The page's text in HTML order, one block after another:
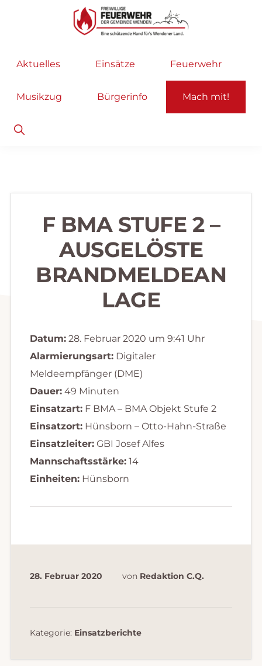
Hauptnavigation
Feuerwehr
helfen
selbstverständlich!
Aktuelles Einsätze Feuerwehr
Musikzug Bürgerinfo Mach mit!
Show
Search
F BMA STUFE 2 –
AUSGELÖSTE
BRANDMELDEAN
LAGE
Datum:28. Februar 2020 um 9:41 Uhr
Alarmierungsart:Digitaler
Meldeempfänger (DME)
Dauer:49 Minuten
Einsatzart:F BMA – BMA Objekt Stufe 2
Einsatzort:Hünsborn – Otto-Hahn-Straße
Einsatzleiter:GBI Josef Alfes
Mannschaftsstärke:14
Einheiten:Hünsborn
28. Februar 2020 von Redaktion C.Q.
Kategorie: Einsatzberichte